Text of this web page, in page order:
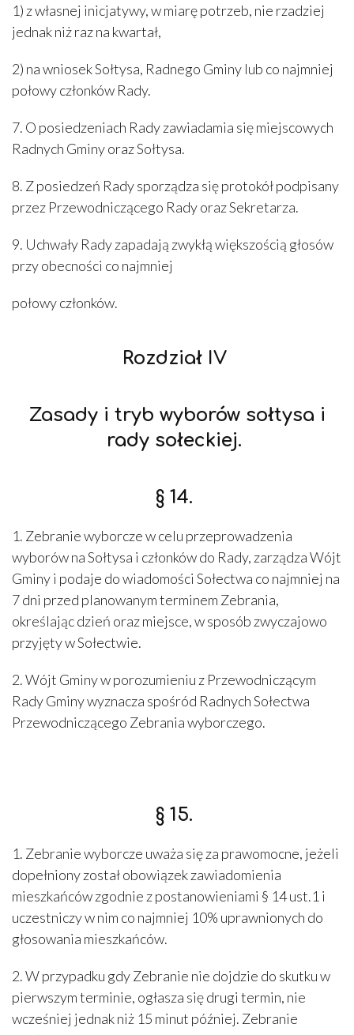
1) z własnej inicjatywy, w miarę potrzeb, nie rzadziej
jednak niż raz na kwartał,
2) na wniosek Sołtysa, Radnego Gminy lub co najmniej
połowy członków Rady.
7. O posiedzeniach Rady zawiadamia się miejscowych
Radnych Gminy oraz Sołtysa.
8. Z posiedzeń Rady sporządza się protokół podpisany
przez Przewodniczącego Rady oraz Sekretarza.
9. Uchwały Rady zapadają zwykłą większością głosów
przy obecności co najmniej
połowy członków.
Rozdział IV
Zasady i tryb wyborów sołtysa i
rady sołeckiej.
§ 14.
1. Zebranie wyborcze w celu przeprowadzenia
wyborów na Sołtysa i członków do Rady, zarządza Wójt
Gminy i podaje do wiadomości Sołectwa co najmniej na
7 dni przed planowanym terminem Zebrania,
określając dzień oraz miejsce, w sposób zwyczajowo
przyjęty w Sołectwie.
2. Wójt Gminy w porozumieniu z Przewodniczącym
Rady Gminy wyznacza spośród Radnych Sołectwa
Przewodniczącego Zebrania wyborczego.
§ 15.
1. Zebranie wyborcze uważa się za prawomocne, jeżeli
dopełniony został obowiązek zawiadomienia
mieszkańców zgodnie z postanowieniami § 14 ust.1 i
uczestniczy w nim co najmniej 10% uprawnionych do
głosowania mieszkańców.
2. W przypadku gdy Zebranie nie dojdzie do skutku w
pierwszym terminie, ogłasza się drugi termin, nie
wcześniej jednak niż 15 minut później. Zebranie